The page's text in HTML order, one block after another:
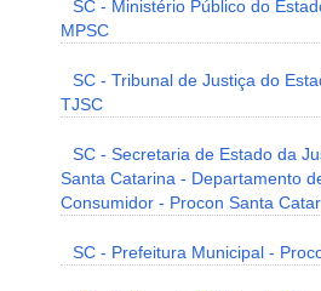
SC - Ministério Público do
MPSC
SC - Tribunal de Justiça do
TJSC
SC - Secretaria de Estado da
Santa Catarina - Departamento
Consumidor - Procon Santa
SC - Prefeitura Municipal -